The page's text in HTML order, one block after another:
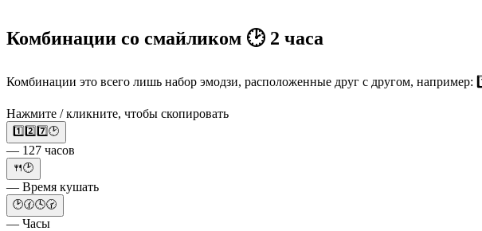
Комбинации со смайликом 🕑 2 часа
Комбинации это всего лишь набор эмодзи, расположенные друг с другом,
Нажмите / кликните, чтобы скопировать
1️⃣2️⃣7️⃣🕑
— 127 часов
🍴🕑
— Время кушать
🕑🕜🕓🕝
— Часы